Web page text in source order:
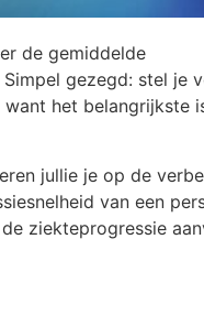
de gemiddelde
gezegd: stel je
het belangrijkste
jullie je op de
van een
ziekteprogressie